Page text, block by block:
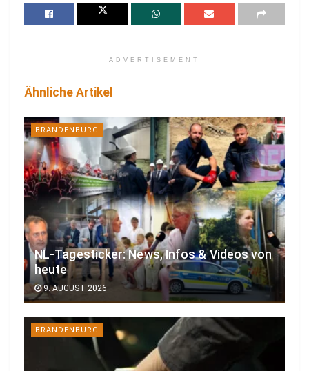
ADVERTISEMENT
Ähnliche Artikel
BRANDENBURG
NL-Tagesticker: News, Infos & Videos von
heute
9. AUGUST 2026
BRANDENBURG